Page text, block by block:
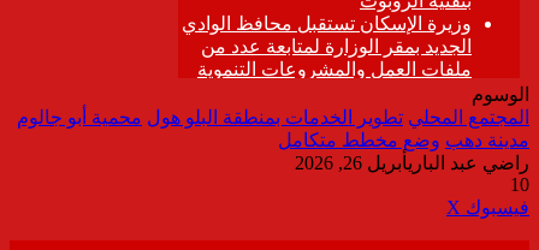
الوسوم
المجتمع المحلي تطوير الخدمات بمنطقة البلو هول محمية أبو جالوم
مدينة دهب وضع مخطط متكامل
راضي عبد الباريأبريل 26, 2026
10
فيسبوك ‫X